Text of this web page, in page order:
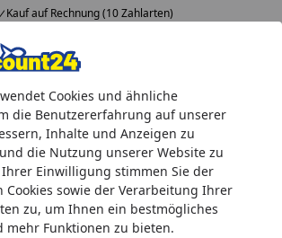
Cookies und ähnliche
die Benutzererfahrung auf unserer
Inhalte und Anzeigen zu
die Nutzung unserer Website zu
Einwilligung stimmen Sie der
Cookies sowie der Verarbeitung Ihrer
zu, um Ihnen ein bestmögliches
mehr Funktionen zu bieten.
Kauf auf Rechnung (10 Zahlarten)
Teichfilter & Teichbelüfter UVC-
7000 UVC